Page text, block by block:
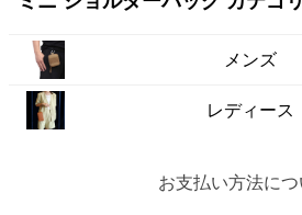
メンズ
レディース
お支払い方法につ